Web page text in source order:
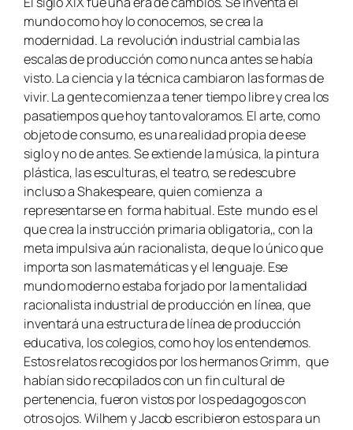
mundo como hoy lo conocemos, se crea la
modernidad. La revolución industrial cambia las
escalas de producción como nunca antes se había
visto. La ciencia y la técnica cambiaron las formas de
vivir. La gente comienza a tener tiempo libre y crea los
pasatiempos que hoy tanto valoramos. El arte, como
objeto de consumo, es una realidad propia de ese
siglo y no de antes. Se extiende la música, la pintura
plástica, las esculturas, el teatro, se redescubre
incluso a Shakespeare, quien comienza a
representarse en forma habitual. Este mundo es el
que crea la instrucción primaria obligatoria,, con la
meta impulsiva aún racionalista, de que lo único que
importa son las matemáticas y el lenguaje. Ese
mundo moderno estaba forjado por la mentalidad
racionalista industrial de producción en línea, que
inventará una estructura de línea de producción
educativa, los colegios, como hoy los entendemos.
Estos relatos recogidos por los hermanos Grimm, que
habían sido recopilados con un fin cultural de
pertenencia, fueron vistos por los pedagogos con
otros ojos. Wilhem y Jacob escribieron estos para un